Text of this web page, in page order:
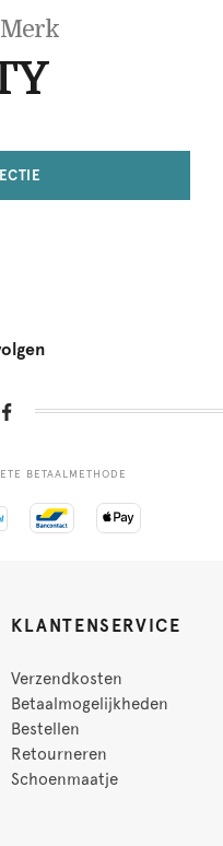
BETAALMETHODE
KLANTENSERVICE
Verzendkosten
Betaalmogelijkheden
Bestellen
Retourneren
Schoenmaatje